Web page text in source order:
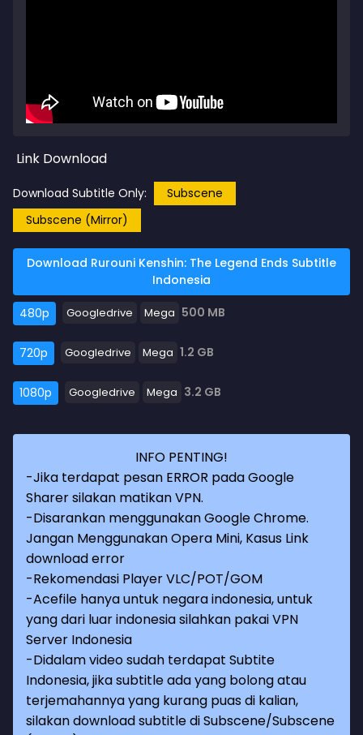
Link Download
Download Subtitle Only:
Subscene
Subscene (Mirror)
Download Rurouni Kenshin: The Legend Ends Subtitle
Indonesia
480p Googledrive Mega 500 MB
720p Googledrive Mega 1.2 GB
1080p Googledrive Mega 3.2 GB
INFO PENTING!
-Jika terdapat pesan ERROR pada Google
Sharer silakan matikan VPN.
-Disarankan menggunakan Google Chrome.
Jangan Menggunakan Opera Mini, Kasus Link
download error
-Rekomendasi Player VLC/POT/GOM
-Acefile hanya untuk negara indonesia, untuk
yang dari luar indonesia silahkan pakai VPN
Server Indonesia
-Didalam video sudah terdapat Subtite
Indonesia, jika subtitle ada yang bolong atau
terjemahannya yang kurang puas di kalian,
silakan download subtitle di Subscene/Subscene